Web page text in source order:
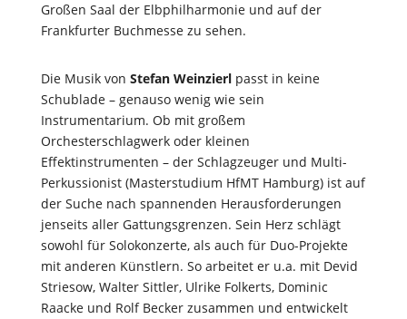
Großen Saal der Elbphilharmonie und auf der
Frankfurter Buchmesse zu sehen.
Die Musik von Stefan Weinzierlpasst in keine
Schublade – genauso wenig wie sein
Instrumentarium. Ob mit großem
Orchesterschlagwerk oder kleinen
Effektinstrumenten – der Schlagzeuger und Multi-
Perkussionist (Masterstudium HfMT Hamburg) ist auf
der Suche nach spannenden Herausforderungen
jenseits aller Gattungsgrenzen. Sein Herz schlägt
sowohl für Solokonzerte, als auch für Duo-Projekte
mit anderen Künstlern. So arbeitet er u.a. mit Devid
Striesow, Walter Sittler, Ulrike Folkerts, Dominic
Raacke und Rolf Becker zusammen und entwickelt